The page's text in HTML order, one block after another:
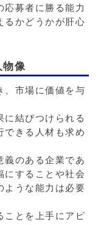
応募者に勝る能力
るかどうかが肝心
物像
、市場に価値を与
に結びつけられる
できる人材も求め
義のある企業であ
にすることや社会
ような能力は必要
ことを上手にアピ